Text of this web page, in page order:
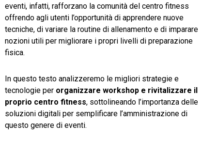
eventi, infatti, rafforzano la comunità del centro fitness
offrendo agli utenti l’opportunità di apprendere nuove
tecniche, di variare la routine di allenamento e di imparare
nozioni utili per migliorare i propri livelli di preparazione
fisica.
In questo testo analizzeremo le migliori strategie e
tecnologie per organizzare workshop e rivitalizzare il
proprio centro fitness, sottolineando l’importanza delle
soluzioni digitali per semplificare l’amministrazione di
questo genere di eventi.